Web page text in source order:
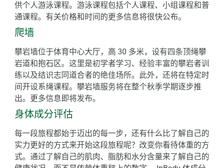
供个人游泳课程。游泳课程包括个人课程、小组课程和普
通课程。有关价格和时间的更多信息将很快公布。
爬墙
攀岩墙位于体育中心大厅，高 30 多米，设有四条顶绳攀
岩道和抱石区。这里是初学者学习、经验丰富的攀岩者训
练以及结识志同道合者的绝佳场所。此外，还将在特定时
间开设系绳课程。攀岩墙服务将在整个秋季学期逐步推
出。更多信息即将发布。
身体成分评估
每一段旅程都始于迈出的每一步，还有什么比了解自己的
实力更好的方式来开始这段旅程呢？改变你看待体重的方
式。通过了解自己的肌肉、脂肪和水分含量来了解自己的